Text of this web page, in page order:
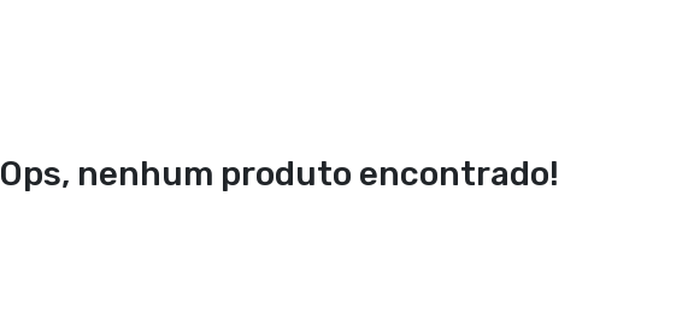
Ops, nenhum produto encontrado!